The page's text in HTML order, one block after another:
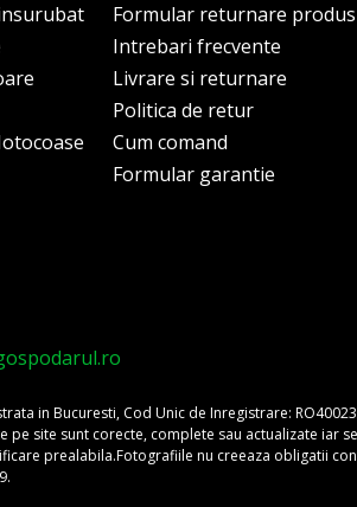
Formular returnare produs
Intrebari frecvente
Livrare si returnare
Politica de retur
Cum comand
Formular garantie
in Bucuresti, Cod Unic de Inregistrare:
site sunt corecte, complete sau actualizate
prealabila.Fotografiile nu creeaza obligatii